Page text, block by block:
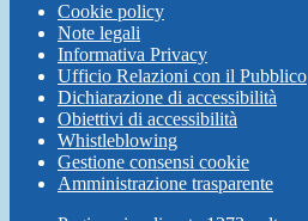
Cookie policy
Note legali
Informativa Privacy
Ufficio Relazioni con il Pubblico
Dichiarazione di accessibilità
Obiettivi di accessibilità
Whistleblowing
Gestione consensi cookie
Amministrazione trasparente